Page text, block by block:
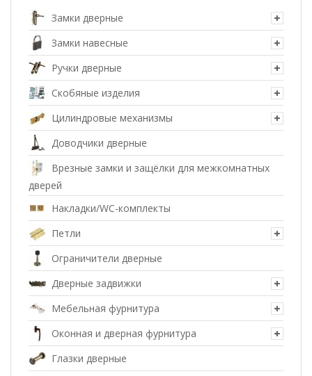
Замки дверные
Замки навесные
Ручки дверные
Скобяные изделия
Цилиндровые механизмы
Доводчики дверные
Врезные замки и защёлки для межкомнатных
дверей
Накладки/WC-комплекты
Петли
Ограничители дверные
Дверные задвижки
Мебельная фурнитура
Оконная и дверная фурнитура
Глазки дверные